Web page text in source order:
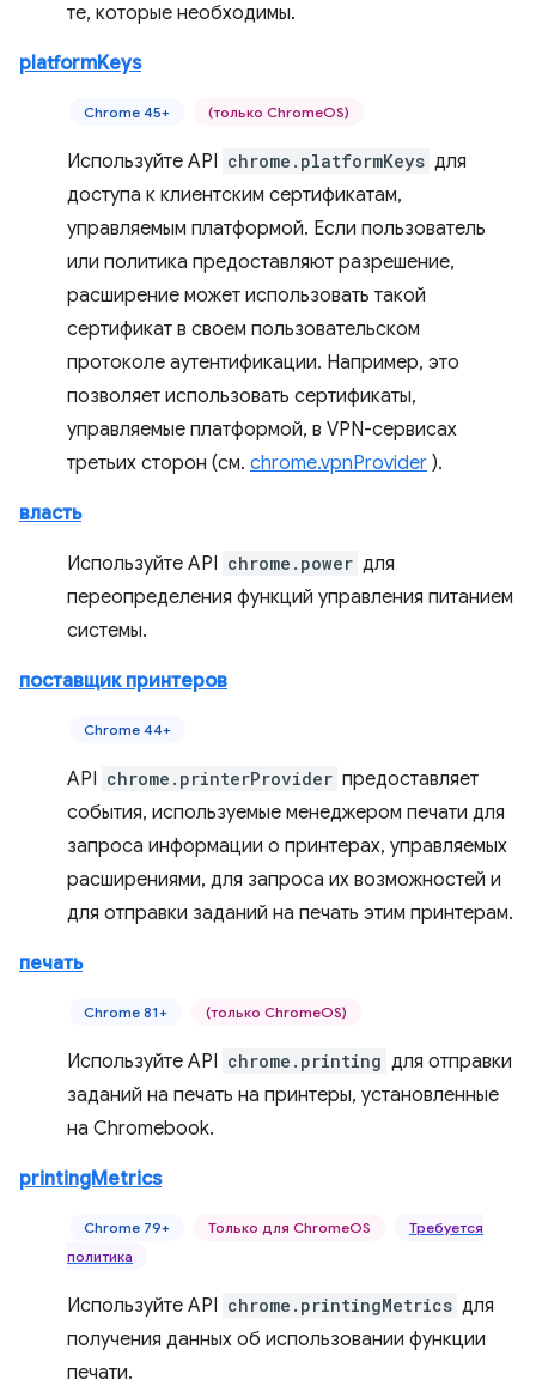
те, которые необходимы.
platformKeys
Chrome 45+ (только ChromeOS)
Используйте API chrome.platformKeys для
доступа к клиентским сертификатам,
управляемым платформой. Если пользователь
или политика предоставляют разрешение,
расширение может использовать такой
сертификат в своем пользовательском
протоколе аутентификации. Например, это
позволяет использовать сертификаты,
управляемые платформой, в VPN-сервисах
третьих сторон (см. chrome.vpnProvider ).
власть
Используйте API chrome.power для
переопределения функций управления питанием
системы.
поставщик принтеров
Chrome 44+
API chrome.printerProvider предоставляет
события, используемые менеджером печати для
запроса информации о принтерах, управляемых
расширениями, для запроса их возможностей и
для отправки заданий на печать этим принтерам.
печать
Chrome 81+ (только ChromeOS)
Используйте API chrome.printing для отправки
заданий на печать на принтеры, установленные
на Chromebook.
printingMetrics
Chrome 79+ Только для ChromeOS
Требуется
политика
Используйте API chrome.printingMetrics для
получения данных об использовании функции
печати.